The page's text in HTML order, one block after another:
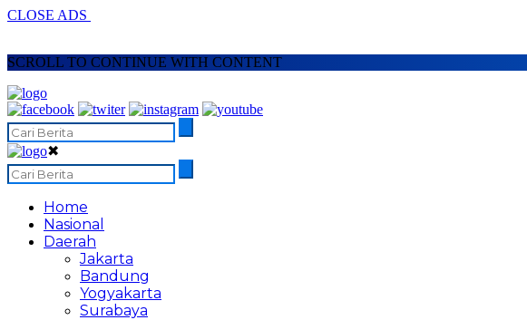
CLOSE ADS
SCROLL TO CONTINUE WITH CONTENT
✖
Home
Nasional
Daerah
Jakarta
Bandung
Yogyakarta
Surabaya